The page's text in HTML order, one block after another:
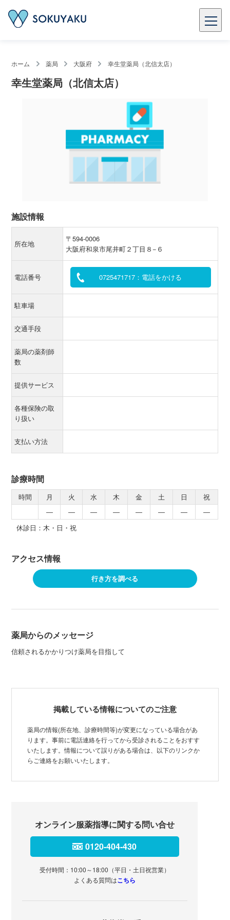
ホーム 薬局 大阪府 幸生堂薬局（北信太店）
幸生堂薬局（北信太店）
施設情報
所在地
〒594-0006
大阪府和泉市尾井町２丁目８−６
電話番号 0725471717：電話をかける
駐車場
交通手段
薬局の薬剤師
数
提供サービス
各種保険の取
り扱い
支払い方法
診療時間
時間 月 火 水 木 金 土 日
祝
―
― ― ― ― ― ―
―
休診日：木・日・祝
アクセス情報
行き方を調べる
薬局からのメッセージ
信頼されるかかりつけ薬局を目指して
掲載している情報についてのご注意
薬局の情報(所在地、診療時間等)が変更になっている場合があ
ります。事前に電話連絡を行ってから受診されることをおすす
いたします。情報について誤りがある場合は、以下のリンクか
らご連絡をお願いいたします。
オンライン服薬指導に関する問い合せ
0120-404-430
受付時間：10:00～18:00（平日・土日祝営業）
よくある質問はこちら